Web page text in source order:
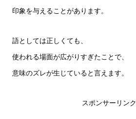
印象を与えることがあります。
語としては正しくても、
使われる場面が広がりすぎたことで、
意味のズレが生じていると言えます。
スポンサーリンク